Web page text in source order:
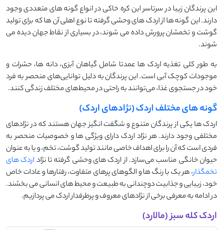
این پرندگان زیبا در سرتاسر این کره خاکی در انواع گونه های متعددی وجود
دارند. این گونه ها از اردک های وحشی گرفته تا نوع اهلی آن ها که برای تولید
گوشت و تخمشان پرورش داده می شوند، در بسیاری از نقاط جهان دیده می
شوند.
به طور کلی تغذیه اردک ها عمدتا شامل گیاهان آبزی، دانه ها، حشرات و
موجودات کوچک آبی است. این پرندگان به دلیل توانایی‌های منحصر به فرد
خود در جستجوی غذا، می‌توانند به راحتی در محیط‌های مختلف زندگی کنند.
گونه های مختلف اردک (نژادهای اردک)
اردک ‌ها یکی از پرندگان متنوع و شگفت ‌انگیز جهان هستند که در نژادهای
مختلفی وجود دارند. هر نژاد اردک دارای ویژگی‌ ها و خصوصیات منحصر به
فردی است که آن را برای اهداف خاصی مانند تولید گوشت، تخم، و یا به عنوان
حیوان خانگی مناسب می‌سازد. از اردک ‌های وحشی گرفته تا نژاداردک ‌های
تخمگذار، هر یک با رنگ ‌ها و الگوهای پرهای متفاوت، رفتارها و عادات خاص
خود، زیبایی و جذابیت دوچندانی به طبیعت و محیط‌ های انسانی می ‌بخشند.
در ادامه به معرفی برخی از نژادهای معروف و پرطرفدار اردک می ‌پردازیم.
اردک کله سبز (مالارد)